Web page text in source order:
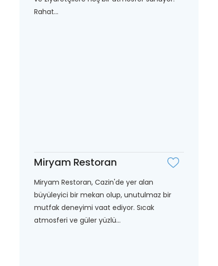
Rahat...
Miryam Restoran
Miryam Restoran, Cazin'de yer alan
büyüleyici bir mekan olup, unutulmaz bir
mutfak deneyimi vaat ediyor. Sıcak
atmosferi ve güler yüzlü...